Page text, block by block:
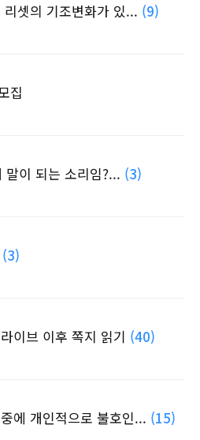
셋의 기조변화가 있... (9)
집
말이 되는 소리임?... (3)
(3)
이브 이후 쪽지 읽기 (40)
에 개인적으로 불호인... (15)